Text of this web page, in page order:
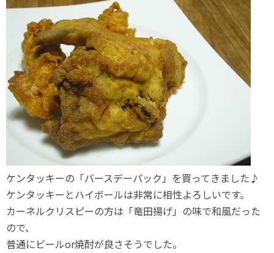
ケンタッキーの「バースデーパック」を買ってきました♪
ケンタッキーとハイボールは非常に相性よろしいです。
カーネルクリスピーの方は「竜田揚げ」の味で和風だった
ので、
普通にビールor焼酎が良さそうでした。